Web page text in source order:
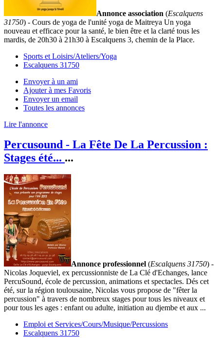
Annonce association (Escalquens
31750) - Cours de yoga de l'unité yoga de Maitreya Un yoga
nouveau et efficace pour la santé, le bien être et la clarté tous les
mardis, de 20h30 à 21h30 à Escalquens 3, chemin de la Place.
Sports et Loisirs/Ateliers/Yoga
Escalquens 31750
Envoyer à un ami
Ajouter à mes Favoris
Envoyer un email
Toutes les annonces
Lire l'annonce
Percusound - La Fête De La Percussion :
Stages été... ...
Annonce professionnel (Escalquens 31750) -
Nicolas Joqueviel, ex percussionniste de La Clé d'Echanges, lance
PercuSound, école de percussion, animations et spectacles. Dés cet
été, sur la région toulousaine, Nicolas vous propose de "fêter la
percussion" à travers de nombreux stages pour tous les niveaux et
pour tous les ages : enfant ou adulte, initiation au djembe et aux ...
Emploi et Services/Cours/Musique/Percussions
Escalquens 31750